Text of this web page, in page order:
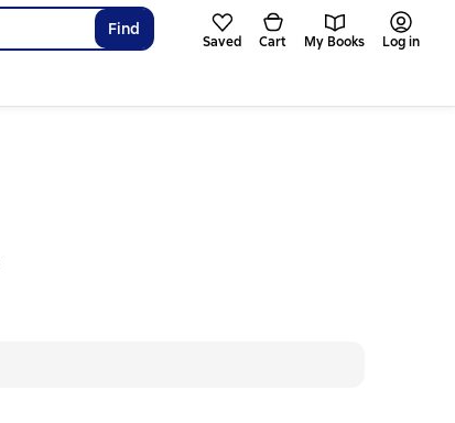
Find
Saved Cart My Books Log in